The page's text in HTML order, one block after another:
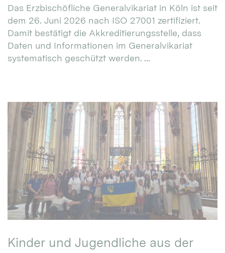
Das Erzbischöfliche Generalvikariat in Köln ist seit
dem 26. Juni 2026 nach ISO 27001 zertifiziert.
Damit bestätigt die Akkreditierungsstelle, dass
Daten und Informationen im Generalvikariat
systematisch geschützt werden. ...
Kinder und Jugendliche aus der